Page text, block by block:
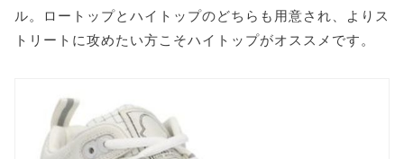
ル。ロートップとハイトップのどちらも用意され、よりス
トリートに攻めたい方こそハイトップがオススメです。